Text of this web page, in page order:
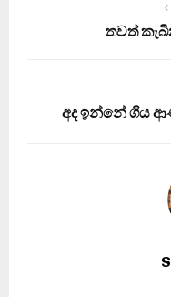
තවත්
අද ඉන්නේ ගිය